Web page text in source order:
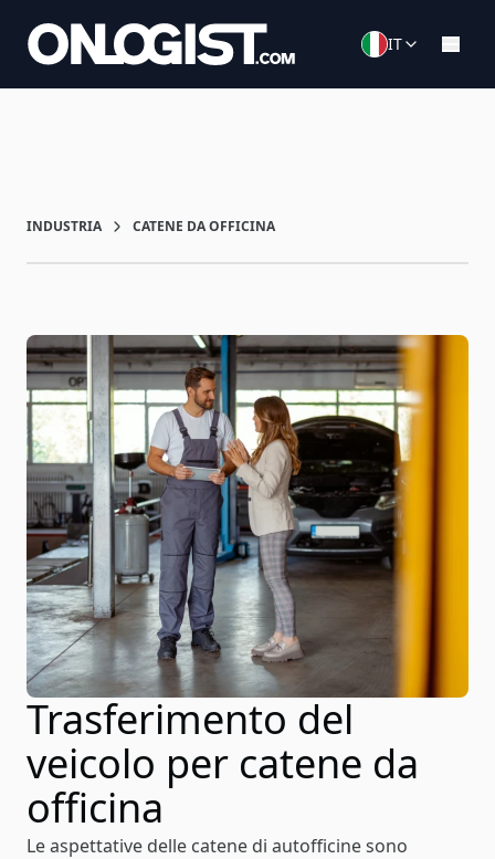
IT
INDUSTRIA CATENE DA OFFICINA
Trasferimento del
veicolo per catene da
officina
Le aspettative delle catene di autofficine sono